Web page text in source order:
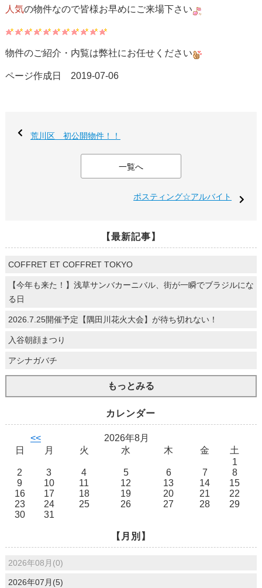
人気の物件なので皆様お早めにご来場下さい
物件のご紹介・内覧は弊社にお任せください
ページ作成日 2019-07-06
荒川区 初公開物件！！
一覧へ
ポスティング☆アルバイト
【最新記事】
COFFRET ET COFFRET TOKYO
【今年も来た！】浅草サンバカーニバル、街が一瞬でブラジルにな
る日
2026.7.25開催予定【隅田川花火大会】が待ち切れない！
入谷朝顔まつり
アシナガバチ
もっとみる
カレンダー
<<
2026年8月
日
月 火 水 木 金
土
1
2
3 4 5 6 7
8
9
10 11 12 13 14
15
16
17 18 19 20 21
22
23
24 25 26 27 28
29
30
31
【月別】
2026年08月(0)
2026年07月(5)